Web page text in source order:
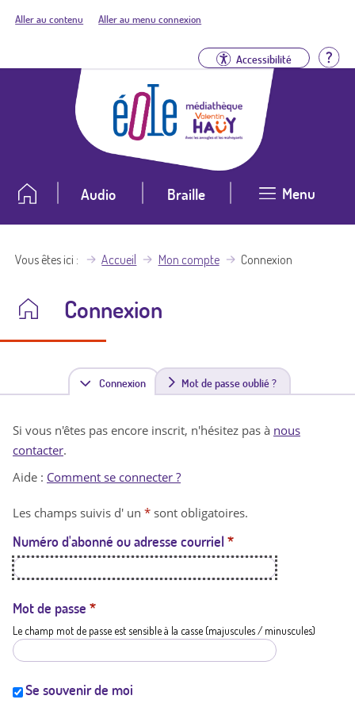
Aller au contenu Aller au menu connexion
Accessibilité
Audio Braille Menu
Vous êtes ici Accueil Mon compte Connexion
Connexion
Connexion(
n
t
a
t
i
Mot de passe oublié ?
Si vous n'êtes pas encore inscrit, n'hésitez pas à nous
contacter.
Aide : Comment se connecter ?
Les champs suivis d' un * sont obligatoires.
Numéro d'abonné ou adresse courriel *
Mot de passe *
Le champ mot de passe est sensible à la casse (majuscules / minuscules)
Se souvenir de moi